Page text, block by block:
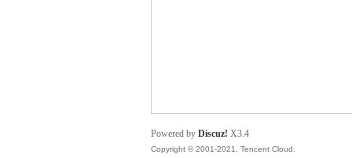
Powered by Discuz! X3.4
Copyright © 2001-2021, Tencent Cloud.